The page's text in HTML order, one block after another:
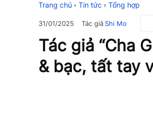
Trang chủ Tin tức Tổng hợp
31/01/2025 Tác giảShi Mo
Tác giả “Cha
& bạc, tất tay